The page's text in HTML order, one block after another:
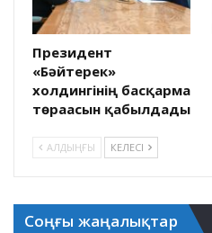
Президент
«Бәйтерек»
холдингінің басқарма
төрағасын қабылдады
АЛДЫҢҒЫ КЕЛЕСІ
Соңғы жаңалықтар